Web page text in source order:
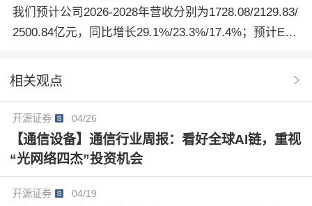
我们预计公司2026-2028年营收分别为1728.08/2129.83/
2500.84亿元，同比增长29.1%/23.3%/17.4%；预计EP
“买入”评级。
相关观点
开源证券 04/26
【通信设备】通信行业周报：看好全球AI链，重视
“光网络四杰”投资机会
开源证券 04/19